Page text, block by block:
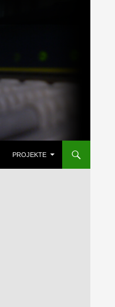
PROJEKTE